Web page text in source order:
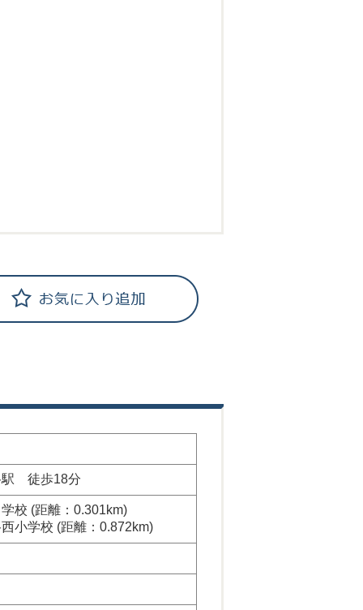
徒歩18分
校 (距離：0.301km)
小学校 (距離：0.872km)